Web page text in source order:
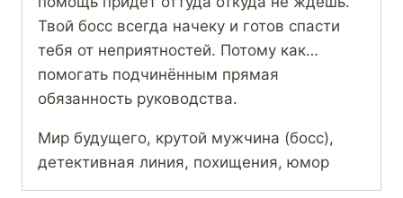
Твой босс всегда начеку и готов спасти
тебя от неприятностей. Потому как…
помогать подчинённым прямая
обязанность руководства.
Мир будущего, крутой мужчина (босс),
детективная линия, похищения, юмор